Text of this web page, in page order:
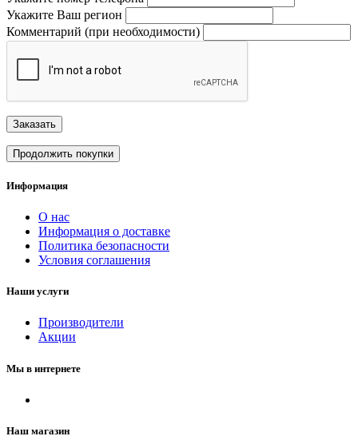
Укажите Ваш регион
Комментарий (при необходимости)
Заказать
Продолжить покупки
Информация
О нас
Информация о доставке
Политика безопасности
Условия соглашения
Наши услуги
Производители
Акции
Мы в интернете
Наш магазин